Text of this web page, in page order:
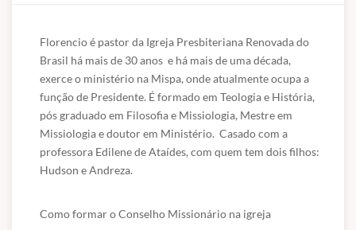
Educação é um direito de todos e é um incentivo a sociedade,
previsto por lei na Constituição Federal. É com essa base que
trabalhamos, incentivando a educação. Os cursos livres e os
certificados tem validade para fins curriculares e certificações de
atualização ou aperfeiçoamento, não sendo válido como técnico,
graduação ou pós-graduação.
- Meu certificado é aceito pelo CREA, CRC e CRM?
Florencio é pastor da Igreja Presbiteriana Renovada do
Brasil há mais de 30 anos  e há mais de uma década,
exerce o ministério na Mispa, onde atualmente ocupa a
função de Presidente. É formado em Teologia e História,
pós graduado em Filosofia e Missiologia, Mestre em
Missiologia e doutor em Ministério.  Casado com a
professora Edilene de Ataídes, com quem tem dois filhos:
Hudson e Andreza.
Como formar o Conselho Missionário na igreja